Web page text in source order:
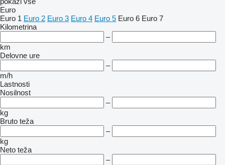
Euro
Euro 1 Euro 2 Euro 3 Euro 4 Euro 5 Euro 6 Euro 7
Kilometrina
–
km
Delovne ure
–
m/h
Lastnosti
Nosilnost
–
kg
Bruto teža
–
kg
Neto teža
–